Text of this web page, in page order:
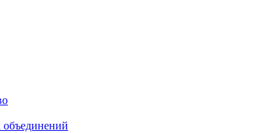
объединений